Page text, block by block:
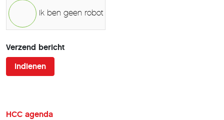
Ik ben geen robot
Verzend bericht
Indienen
HCC agenda